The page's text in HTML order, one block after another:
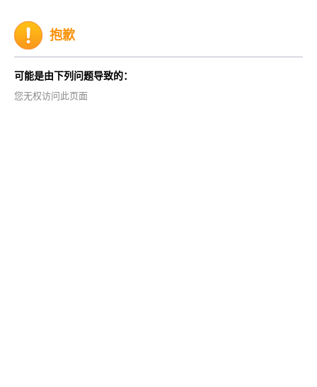
抱歉
可能是由下列问题导致的：
您无权访问此页面